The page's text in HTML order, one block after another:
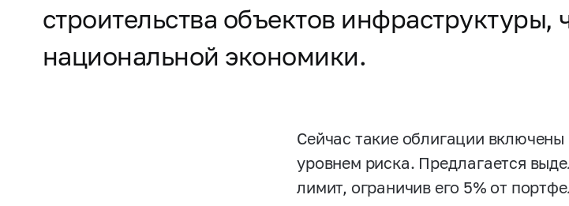
строительства объектов инфраструктуры,
национальной экономики.
Сейчас такие облигации
уровнем риска. Предлагается
лимит, ограничив его 5% от